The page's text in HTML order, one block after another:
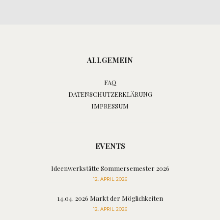
ALLGEMEIN
FAQ
DATENSCHUTZERKLÄRUNG
IMPRESSUM
EVENTS
Ideenwerkstätte Sommersemester 2026
12. APRIL 2026
14.04. 2026 Markt der Möglichkeiten
12. APRIL 2026